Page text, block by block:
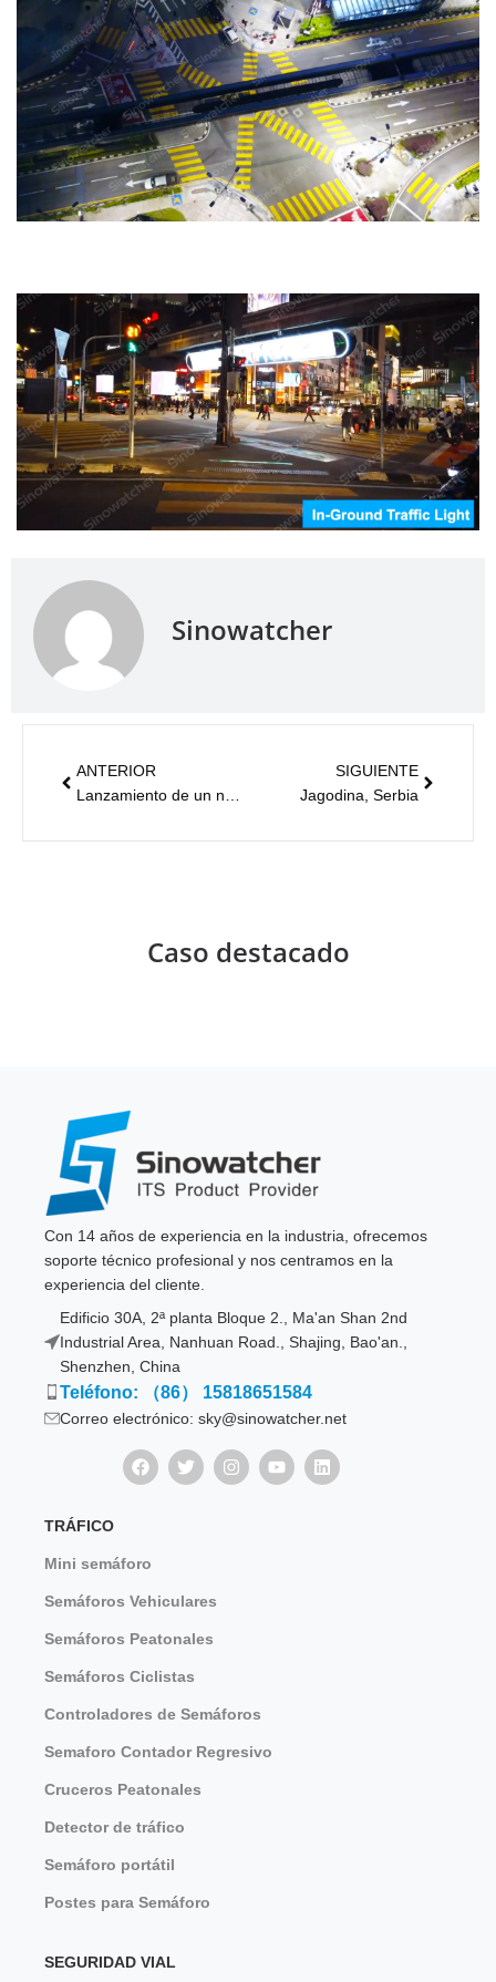
Sinowatcher
ANTERIOR
SIGUIENTE
Jagodina, Serbia
Caso destacado
Con 14 años de experiencia en la industria, ofrecemos
soporte técnico profesional y nos centramos en la
experiencia del cliente.
Edificio 30A, 2ª planta Bloque 2., Ma'an Shan 2nd
Industrial Area, Nanhuan Road., Shajing, Bao'an.,
Shenzhen, China
Teléfono: （86） 15818651584
Correo electrónico: sky@sinowatcher.net
TRÁFICO
Mini semáforo
Semáforos Vehiculares
Semáforos Peatonales
Semáforos Ciclistas
Controladores de Semáforos
Semaforo Contador Regresivo
Cruceros Peatonales
Detector de tráfico
Semáforo portátil
Postes para Semáforo
SEGURIDAD VIAL